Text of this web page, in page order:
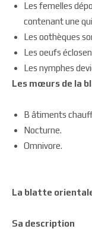
Les femelles
contenant une
Les oothèques
Les oeufs
Les nymphes
Les mœurs de la
B âtiments
Nocturne.
Omnivore.
La blatte
Sa description